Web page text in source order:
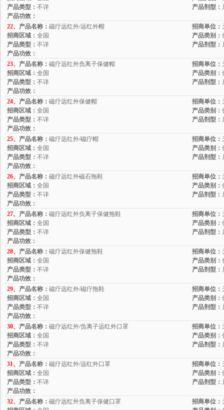
产品类型： 不详 产品剂型：
产品功效：
22、 产品名称： 磁疗远红外/远红外帽 招商单位：
招商区域： 全国 产品类别：
产品类型： 不详 产品剂型：
产品功效：
23、 产品名称： 磁疗远红外负离子保健帽 招商单位：
招商区域： 全国 产品类别：
产品类型： 不详 产品剂型：
产品功效：
24、 产品名称： 磁疗远红外保健帽 招商单位：
招商区域： 全国 产品类别：
产品类型： 不详 产品剂型：
产品功效：
25、 产品名称： 磁疗远红外/磁疗帽 招商单位：
招商区域： 全国 产品类别：
产品类型： 不详 产品剂型：
产品功效：
26、 产品名称： 磁疗远红外磁石拖鞋 招商单位：
招商区域： 全国 产品类别：
产品类型： 不详 产品剂型：
产品功效：
27、 产品名称： 磁疗远红外负离子保健拖鞋 招商单位：
招商区域： 全国 产品类别：
产品类型： 不详 产品剂型：
产品功效：
28、 产品名称： 磁疗远红外保健拖鞋 招商单位：
招商区域： 全国 产品类别：
产品类型： 不详 产品剂型：
产品功效：
29、 产品名称： 磁疗远红外/磁疗拖鞋 招商单位：
招商区域： 全国 产品类别：
产品类型： 不详 产品剂型：
产品功效：
30、 产品名称： 磁疗远红外/负离子远红外口罩 招商单位：
招商区域： 全国 产品类别：
产品类型： 不详 产品剂型：
产品功效：
31、 产品名称： 磁疗远红外/远红外口罩 招商单位：
招商区域： 全国 产品类别：
产品类型： 不详 产品剂型：
产品功效：
32、 产品名称： 磁疗远红外负离子保健口罩 招商单位：